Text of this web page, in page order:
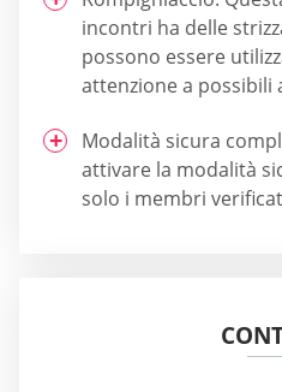
incontri ha delle
possono essere
attenzione a possibili
Modalità sicura
attivare la modalità
solo i membri